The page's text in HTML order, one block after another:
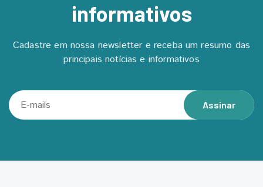
informativos
Cadastre em nossa newsletter e receba um resumo das
principais notícias e informativos
Assinar